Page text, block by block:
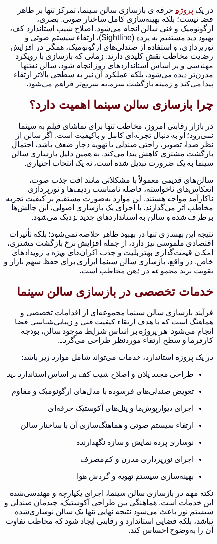
در یک پروژه حرفه‌ای بازسازی سالن سینما، تمرکز تنها بر ظاهر
فضا نیست؛ بلکه بهینه‌سازی کامل ساختار صوتی، بصری،
ارگونومیک و فنی سالن انجام می‌شود. اصلاح شیب استاندارد کف،
بهبود دید مستقیم به پرده (Sightline)، ارتقاء سیستم صوتی و
نورپردازی، و استفاده از صندلی‌های ارگونومیک، همگی در افزایش
رضایت مخاطب نقش کلیدی دارند. زمانی که بازسازی با رویکرد
مهندسی و بر اساس استانداردهای روز انجام شود، سالن نه‌تنها
مدرن‌تر دیده می‌شود، بلکه عملکرد آن نیز به سطحی بالاتر ارتقاء
پیدا می‌کند و زمینه بازگشت سرمایه سریع‌تر فراهم می‌شود.
چرا بازسازی سالن سینما اهمیت دارد؟
در بازار رقابتی امروز، مخاطب تنها برای تماشای فیلم به سینما
نمی‌رود؛ او به دنبال تجربه‌ای کامل و باکیفیت است. اگر سالن از
نظر صدا، تصویر، راحتی صندلی یا تهویه دچار ضعف باشد، احتمال
بازگشت مشتری کاهش پیدا می‌کند. به همین دلیل بازسازی سالن
سینما به یک ضرورت تبدیل شده است، نه یک انتخاب اختیاری.
سالن‌های قدیمی معمولاً با مشکلاتی مانند افت جذب صوت،
انعکاس‌های ناخواسته، فاصله نامناسب ردیف‌ها و نورپردازی
ناکارآمد مواجه هستند. این موارد به‌صورت مستقیم بر کیفیت تجربه
مخاطب اثر می‌گذارند. با اجرای یک بازسازی اصولی، این چالش‌ها
برطرف شده و سالن به استانداردهای جدید نزدیک می‌شود.
نتیجه این بهسازی تنها در بهبود ظاهر خلاصه نمی‌شود؛ بلکه تأثیرات
اقتصادی ملموسی نیز دارد، از جمله افزایش نرخ بازگشت مشتری،
امکان قیمت‌گذاری بهتر بلیت و جذب اکران‌های ویژه یا رویدادهای
خاص. در واقع، بازسازی سالن سینما ابزاری برای حفظ سهم بازار و
تقویت برند مجموعه در ذهن مخاطب است.
خدمات تخصصی در بازسازی سالن سینما
فرآیند بازسازی سالن سینما مجموعه‌ای از اقدامات تخصصی و
هماهنگ است که با هدف ارتقاء کیفیت فنی و زیبایی‌شناسی فضا
انجام می‌شود. هر پروژه بر اساس شرایط موجود سالن، بودجه
کارفرما و سطح ارتقاء موردنظر طراحی می‌گردد.
در یک پروژه استاندارد، خدمات می‌تواند شامل موارد زیر باشد:
طراحی مجدد پلان و اصلاح شیب کف بر اساس استاندارد دید
تعویض صندلی‌های فرسوده با مدل‌های ارگونومیک و مقاوم
اجرای دیوارپوش‌ها و پنل‌های آکوستیک حرفه‌ای
ارتقاء سیستم صوتی و هماهنگ‌سازی آن با ساختار سالن
نوسازی پرده نمایش و سازه نگهدارنده
اجرای نورپردازی مدرن و کم‌مصرف
بهینه‌سازی سیستم تهویه و گردش هوا
نکته مهم در بازسازی سالن سینما، اجرای یکپارچه و مهندسی‌شده
این خدمات است. هماهنگی بین طراحی آکوستیک، چیدمان صندلی و
سیستم نور باعث می‌شود نتیجه نهایی تنها یک سالن نوسازی‌شده
نباشد، بلکه فضایی استاندارد و رقابتی ایجاد شود که مخاطب تفاوت
آن را به‌وضوح احساس کند.